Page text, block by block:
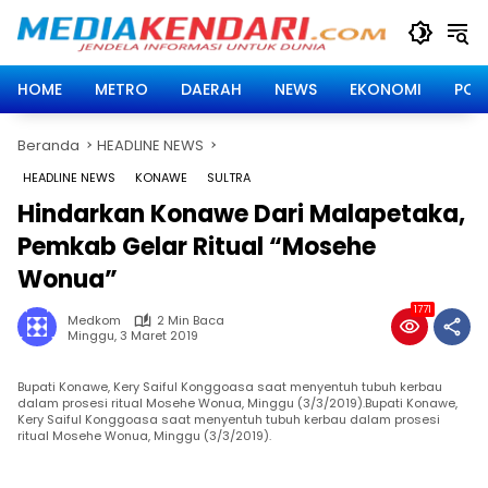
HOME
METRO DAERAH NEWS EKONOMI
Beranda HEADLINE NEWS
HEADLINE NEWS KONAWE SULTRA
Hindarkan Konawe Dari Malapetaka,
Pemkab Gelar Ritual “Mosehe
Wonua”
Medkom
2 Min Baca
Minggu, 3 Maret 2019
1771
Bupati Konawe, Kery Saiful Konggoasa saat menyentuh tubuh kerbau
dalam prosesi ritual Mosehe Wonua, Minggu (3/3/2019).Bupati Konawe,
Kery Saiful Konggoasa saat menyentuh tubuh kerbau dalam prosesi
ritual Mosehe Wonua, Minggu (3/3/2019).